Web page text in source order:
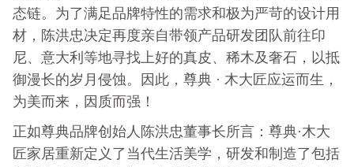
态链。为了满足品牌特性的需求和极为严苛的设计用
材，陈洪忠决定再度亲自带领产品研发团队前往印
尼、意大利等地寻找上好的真皮、稀木及奢石，以抵
御漫长的岁月侵蚀。因此，尊典 · 木大匠应运而生，
为美而来，因质而强！
正如尊典品牌创始人陈洪忠董事长所言：尊典·木大
匠家居重新定义了当代生活美学，研发和制造了包括